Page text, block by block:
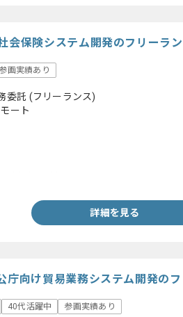
会保険システム開発のフリーラ
参画実績あり
委託 (フリーランス)
ート
詳細を見る
庁向け貿易業務システム開発の
40代活躍中 参画実績あり